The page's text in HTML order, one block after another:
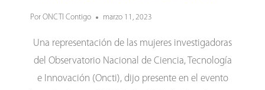
Por ONCTI Contigo marzo 11, 2023
Una representación de las mujeres investigadoras
del Observatorio Nacional de Ciencia, Tecnología
e Innovación (Oncti), dijo presente en el evento